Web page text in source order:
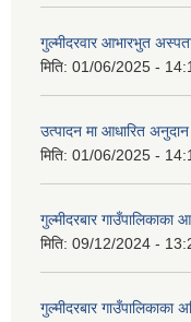
गुल्मीदरवार आभारभुत
मिति: 01/06/2025 -
उत्पादन मा आधारित
मिति: 01/06/2025 -
गुल्मीदरबार गाउँपालिकाका
मिति: 09/12/2024 -
गुल्मीदरबार गाउँपालिकाका